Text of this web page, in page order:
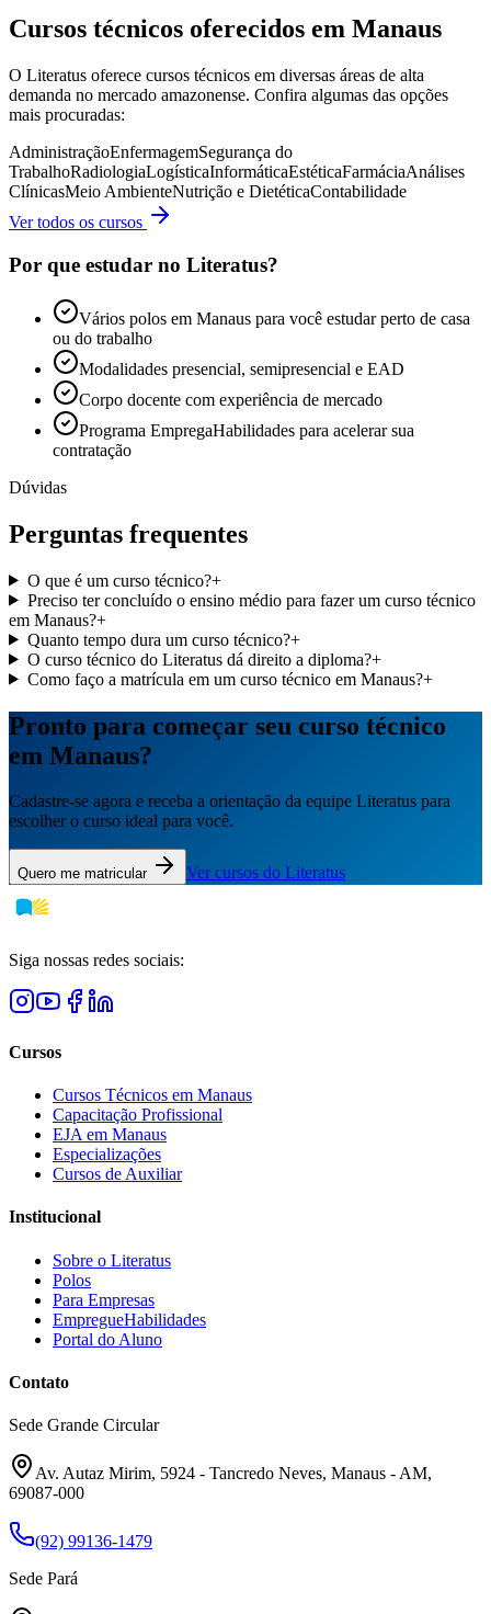
Cursos técnicos oferecidos em Manaus
O Literatus oferece cursos técnicos em diversas áreas de alta
demanda no mercado amazonense. Confira algumas das opções
mais procuradas:
AdministraçãoEnfermagemSegurança do
TrabalhoRadiologiaLogísticaInformáticaEstéticaFarmáciaAnálises
ClínicasMeio AmbienteNutrição e DietéticaContabilidade
Ver todos os cursos
Por que estudar no Literatus?
Vários polos em Manaus para você estudar perto de casa
ou do trabalho
Modalidades presencial, semipresencial e EAD
Corpo docente com experiência de mercado
Programa EmpregaHabilidades para acelerar sua
contratação
Dúvidas
Perguntas frequentes
O que é um curso técnico?+
Preciso ter concluído o ensino médio para fazer um curso técnico
em Manaus?+
Quanto tempo dura um curso técnico?+
O curso técnico do Literatus dá direito a diploma?+
Como faço a matrícula em um curso técnico em Manaus?+
Pronto para começar seu curso técnico
em Manaus?
Cadastre-se agora e receba a orientação da equipe Literatus para
escolher o curso ideal para você.
Quero me matricular Ver cursos do Literatus
Siga nossas redes sociais:
Cursos
Cursos Técnicos em Manaus
Capacitação Profissional
EJA em Manaus
Especializações
Cursos de Auxiliar
Institucional
Sobre o Literatus
Polos
Para Empresas
EmpregueHabilidades
Portal do Aluno
Contato
Sede Grande Circular
Av. Autaz Mirim, 5924 - Tancredo Neves, Manaus - AM,
69087-000
(92) 99136-1479
Sede Pará